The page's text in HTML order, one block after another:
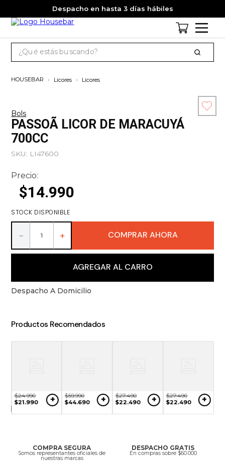
Despacho en hasta 3 días hábiles
3.
gin
4.
jagermeister
5.
miniatura
6.
jack daniels
7.
whisky
8.
ron
Licores Licores
Bols
PASSOÃ LICOR DE MARACUYÁ
700CC
SKU: LI47600
Precio:
$14.990
STOCK DISPONIBLE
＋
－ COMPRAR AHORA
AGREGAR AL CARRO
Despacho A Domicilio
Productos Recomendados
$24.990
$21.990 + $59.990
$44.690 + $27.490
$22.490 + $27.490
$22.490 +
COMPRA SEGURA
Somos representantes oficiales de
nuestras marcas
DESPACHO GRATIS
En compras sobre $60.000